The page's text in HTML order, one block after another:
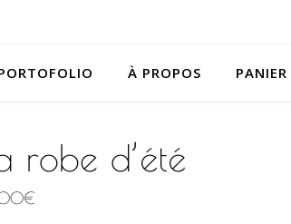
À PROPOS PANIER
robe d’été
€